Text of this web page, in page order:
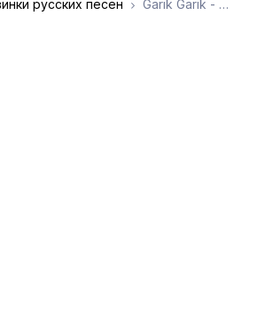
русских песен Garik Garik - А ты кукуй кукушка